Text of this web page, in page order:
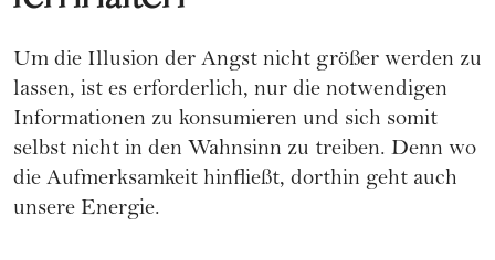
Um die Illusion der Angst nicht größer werden zu
lassen, ist es erforderlich, nur die notwendigen
Informationen zu konsumieren und sich somit
selbst nicht in den Wahnsinn zu treiben. Denn wo
die Aufmerksamkeit hinfließt, dorthin geht auch
unsere Energie.